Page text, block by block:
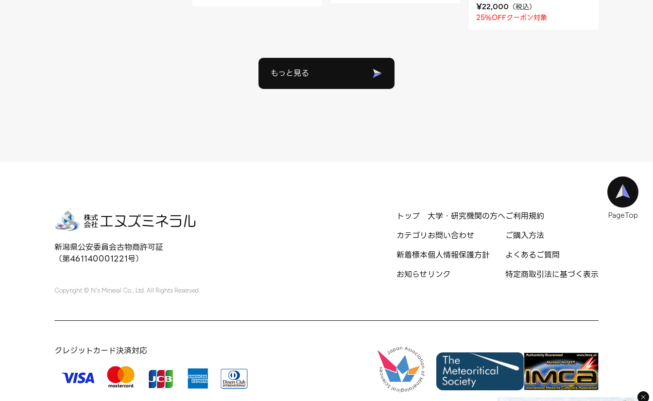
¥22,000 （税込）
25%OFFクーポン対象
もっと見る
PageTop
新潟県公安委員会古物商許可証
（第461140001221号）
Copyright © N's Mineral Co., Ltd. All Rights Reserved.
トップ
カテゴリ
新着標本
お知らせ
大学・研究機関の方へ
お問い合わせ
個人情報保護方針
リンク
ご利用規約
ご購入方法
よくあるご質問
特定商取引法に基づく表示
クレジットカード決済対応